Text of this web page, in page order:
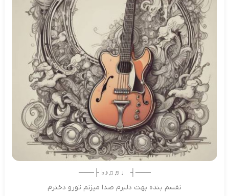
───┤ ♩♬♫♪♭ ├───
ﻧﻔﺴﻢ ﺑﻨﺪه ﺑﻬﺖ دﻟﺒﺮم ﺻﺪا ﻣﻴﺰﻧﻢ ﺗﻮرو دﺧﺘﺮم